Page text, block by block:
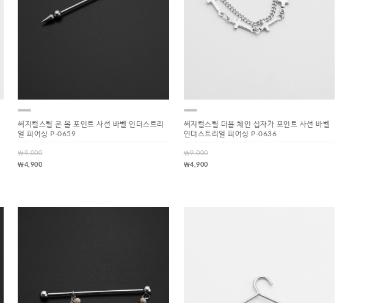
써지컬스틸 콘 볼 포인트 사선 바벨 인더스트리
얼 피어싱 P-0659
￦9,000
￦4,900
써지컬스틸 더블 체인 십자가 포인트 사선 바벨
인더스트리얼 피어싱 P-0636
￦9,000
￦4,900